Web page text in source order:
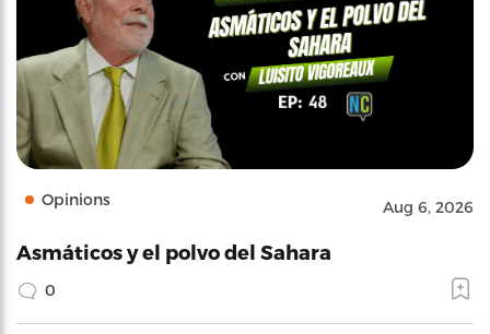
Opinions Aug 6, 2026
Asmáticos y el polvo del Sahara
0